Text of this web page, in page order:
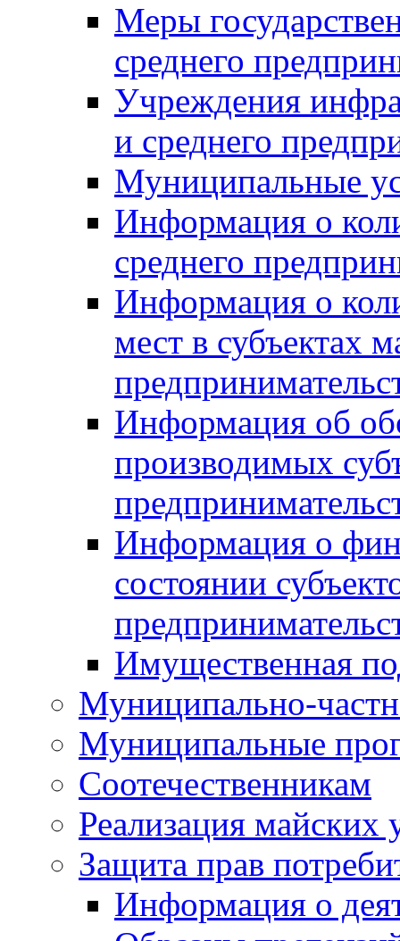
Меры
среднего
Учреждения
и среднего
Муниципальные
Информация о
среднего
Информация о
мест в субъектах
Информация об
производимых
Информация о
состоянии
Имущественная
Муниципально-
Муниципальные
Соотечественникам
Реализация майских
Защита прав
Информация о